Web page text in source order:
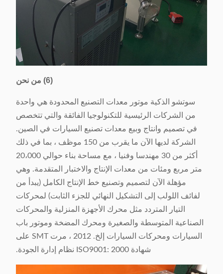
(6) من نحن
سوتشو الذكية موتور معدات التصنيع المحدودة هي واحدة
من الشركات الرئيسية للتكنولوجيا الفائقة والتي تتخصص
في تصميم وانتاج وبيع معدات تصنيع السيارات في الصين.
الشركة لديها الآن ما يقرب من 150 موظف ، بما في ذلك
أكثر من 30 مهندسا وفنيا ، مع مساحة بناء حوالي 20،000
متر مربع ومئات من معدات الإنتاج والاختبار المتقدمة. وهي
مؤهلة الآن لتصميم وتصنيع خط الإنتاج الكامل (يبدأ من
لفائف اللولب إلى التشكيل النهائي للجزء الثابت) لمحركات
التيار المتردد مثل محرك الأجهزة المنزلية والمحركات
الصناعية المتوسطة والصغيرة ومحرك المضخة وموتور باب
السيارات ومحركات السيارات إلخ. 2012 ، مرت SMT على
شهادة ISO9001: 2000 نظام إدارة الجودة.